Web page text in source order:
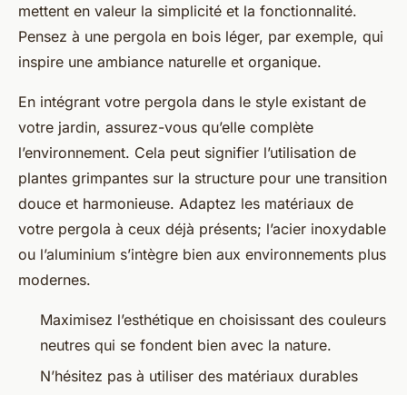
mettent en valeur la simplicité et la fonctionnalité.
Pensez à une pergola en bois léger, par exemple, qui
inspire une ambiance naturelle et organique.
En intégrant votre pergola dans le style existant de
votre jardin, assurez-vous qu’elle complète
l’environnement. Cela peut signifier l’utilisation de
plantes grimpantes sur la structure pour une transition
douce et harmonieuse. Adaptez les matériaux de
votre pergola à ceux déjà présents; l’acier inoxydable
ou l’aluminium s’intègre bien aux environnements plus
modernes.
Maximisez l’esthétique en choisissant des couleurs
neutres qui se fondent bien avec la nature.
N’hésitez pas à utiliser des matériaux durables